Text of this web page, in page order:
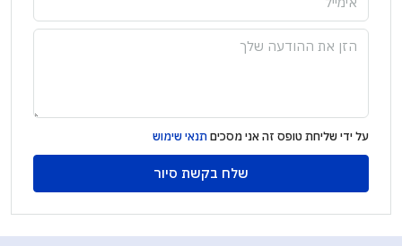
על ידי שליחת טופס זה אני מסכיםתנאי שימוש
שלח בקשת סיור